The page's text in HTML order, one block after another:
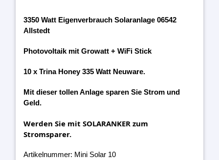
3350 Watt Eigenverbrauch Solaranlage 06542
Allstedt
Photovoltaik mit Growatt + WiFi Stick
10 x Trina Honey 335 Watt Neuware.
Mit dieser tollen Anlage sparen Sie Strom und
Geld.
Werden Sie mit SOLARANKER zum
Stromsparer.
Artikelnummer: Mini Solar 10